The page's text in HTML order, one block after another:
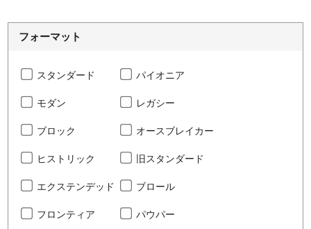
フォーマット
スタンダード パイオニア
モダン レガシー
ブロック オースブレイカー
ヒストリック 旧スタンダード
エクステンデッド ブロール
フロンティア パウパー